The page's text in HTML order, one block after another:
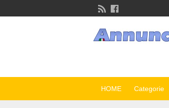
HOME Categorie